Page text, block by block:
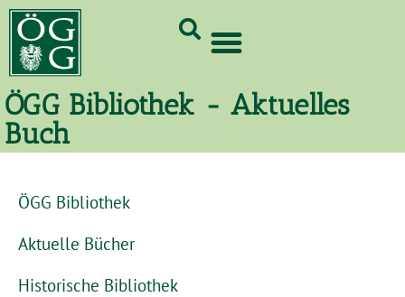
ÖGG Bibliothek - Aktuelles
Buch
ÖGG Bibliothek
Aktuelle Bücher
Historische Bibliothek